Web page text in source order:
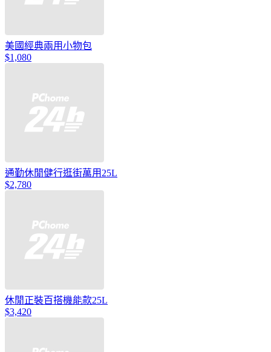
美國經典兩用小物包
$1,080
通勤休閒健行逛街萬用25L
$2,780
休閒正裝百搭機能款25L
$3,420